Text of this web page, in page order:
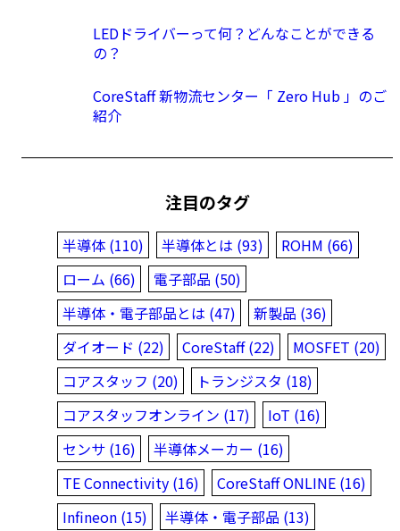
LEDドライバーって何？どんなことができる
の？
CoreStaff 新物流センター「 Zero Hub 」のご
紹介
注目のタグ
半導体 (110) 半導体とは (93)
ROHM (66)
ローム (66)
電子部品 (50)
半導体・電子部品とは (47)
新製品 (36)
ダイオード (22)
CoreStaff (22)
MOSFET (20)
コアスタッフ (20)
トランジスタ (18)
コアスタッフオンライン (17)
IoT (16)
センサ (16)
半導体メーカー (16)
TE Connectivity (16)
CoreStaff ONLINE (16)
Infineon (15)
半導体・電子部品 (13)